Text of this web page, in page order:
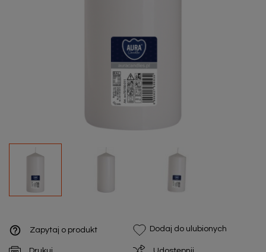
help_outline Zapytaj o produkt Dodaj do ulubionych